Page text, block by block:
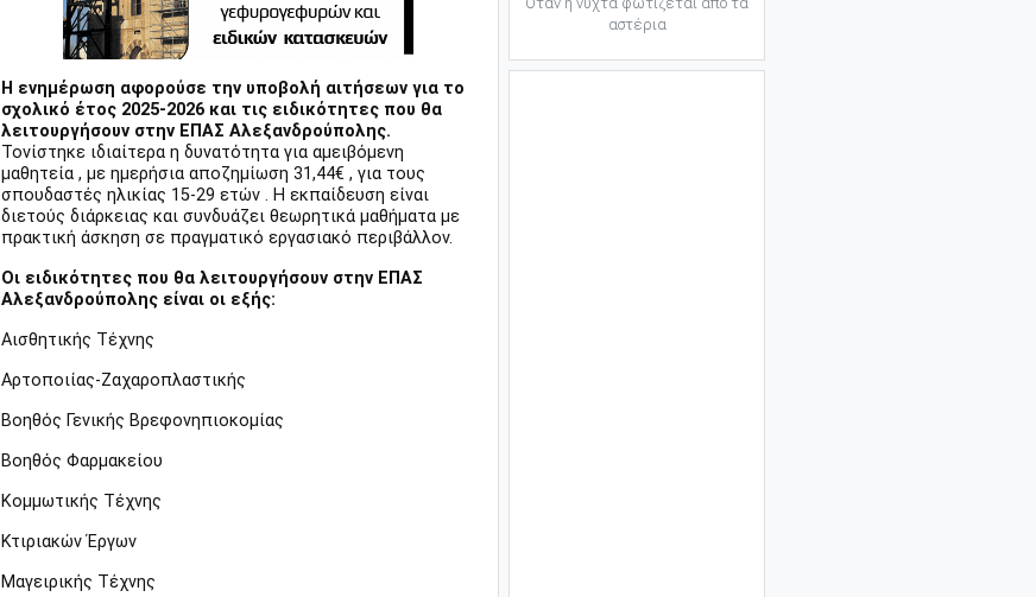
Η ενημέρωση αφορούσε την υποβολή αιτήσεων για το
σχολικό έτος 2025-2026 και τις ειδικότητες που θα
λειτουργήσουν στην ΕΠΑΣ Αλεξανδρούπολης.
Τονίστηκε ιδιαίτερα η δυνατότητα για αμειβόμενη
μαθητεία , με ημερήσια αποζημίωση 31,44€ , για τους
σπουδαστές ηλικίας 15-29 ετών . Η εκπαίδευση είναι
διετούς διάρκειας και συνδυάζει θεωρητικά μαθήματα με
πρακτική άσκηση σε πραγματικό εργασιακό περιβάλλον.
Οι ειδικότητες που θα λειτουργήσουν στην ΕΠΑΣ
Αλεξανδρούπολης είναι οι εξής:
Αισθητικής Τέχνης
Αρτοποιίας-Ζαχαροπλαστικής
Βοηθός Γενικής Βρεφονηπιοκομίας
Βοηθός Φαρμακείου
Κομμωτικής Τέχνης
Κτιριακών Έργων
Μαγειρικής Τέχνης
αστέρια